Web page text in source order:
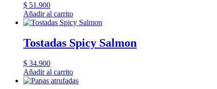
$ 51.900
Añadir al carrito
Tostadas Spicy Salmon
$ 34.900
Añadir al carrito